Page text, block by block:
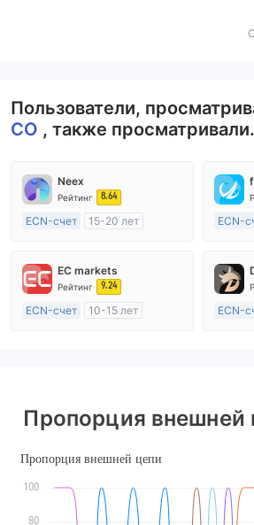
Пользователи,
CO , также
Neex
Рейтинг 8.64
ECN-счет
15-20 лет
Маркет-Мейкинг (MM)
Основной стандарт MT4
ECN-
EC markets
Рейтинг 9.24
ECN-счет
10-15 лет
ECN-
Пропорция внешней